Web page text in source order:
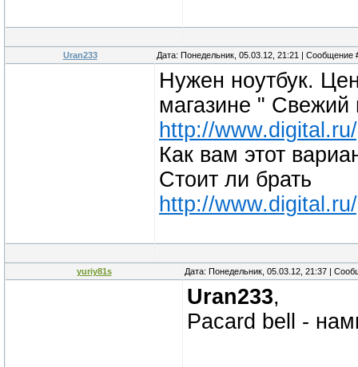
Uran233 Дата: Понедельник, 05.03.12, 21:21 | Сообщение
Нужен ноутбук.
магазине " Свежий
http://
Как вам этот
Стоит ли брать
http://
yuriy81s Дата: Понедельник, 05.03.12, 21:37 |
Uran233,
Pacard bell -